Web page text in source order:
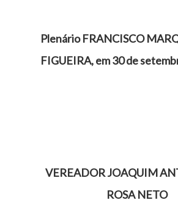
Plenário FRANCISCO
FIGUEIRA, em 30 de
VEREADOR JOAQUIM
ROSA NETO